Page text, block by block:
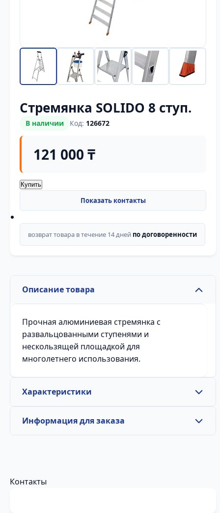
Стремянка SOLIDO 8 ступ.
В наличии Код: 126672
121 000 ₸
Купить
возврат товара в течение 14 дней по договоренности
Описание товара
Прочная алюминиевая стремянка с
развальцованными ступенями и
нескользящей площадкой для
многолетнего использования.
Характеристики
Информация для заказа
Контакты